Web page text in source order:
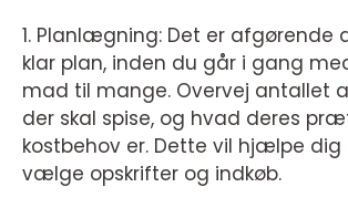
1. Planlægning: Det er afgørende
klar plan, inden du går i gang
mad til mange. Overvej antallet
der skal spise, og hvad deres
kostbehov er. Dette vil hjælpe
vælge opskrifter og indkøb.